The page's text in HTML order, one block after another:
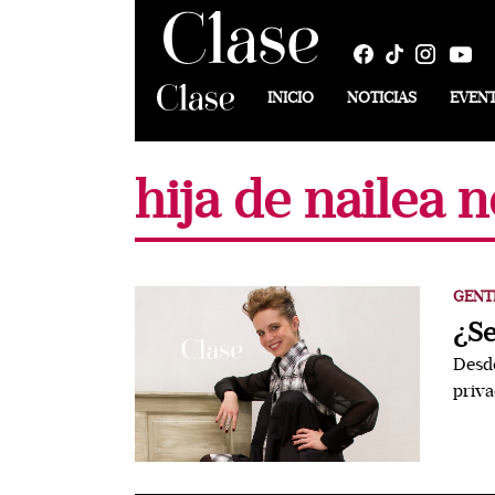
INICIO NOTICIAS
hija de nailea